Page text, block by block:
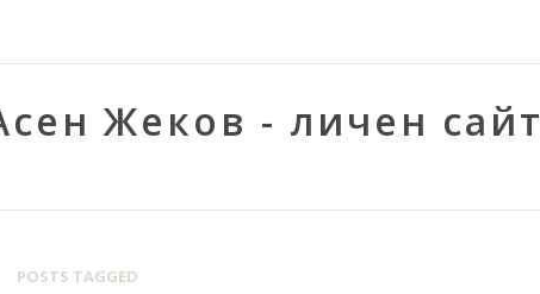
Жеков - личен сайт
POSTS TAGGED